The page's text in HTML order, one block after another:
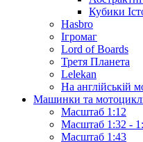
Кубики
Hasbro
Ігромаг
Lord of Boards
Третя Планета
Lelekan
На англійській
Машинки та
Масштаб 1:12
Масштаб 1:32 -
Масштаб 1:43